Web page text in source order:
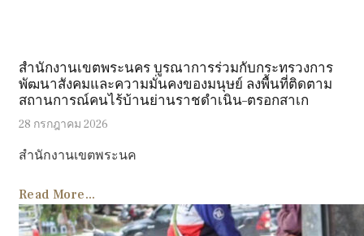
สำนักงานเขตพระนคร บูรณาการร่วมกับกระทรวงการ
พัฒนาสังคมและความมั่นคงของมนุษย์ ลงพื้นที่ติดตาม
สถานการณ์คนไร้บ้านย่านราชดำเนิน–ตรอกสาเก
28 กรกฎาคม 2026
สำนักงานเขตพระนค
Read More...